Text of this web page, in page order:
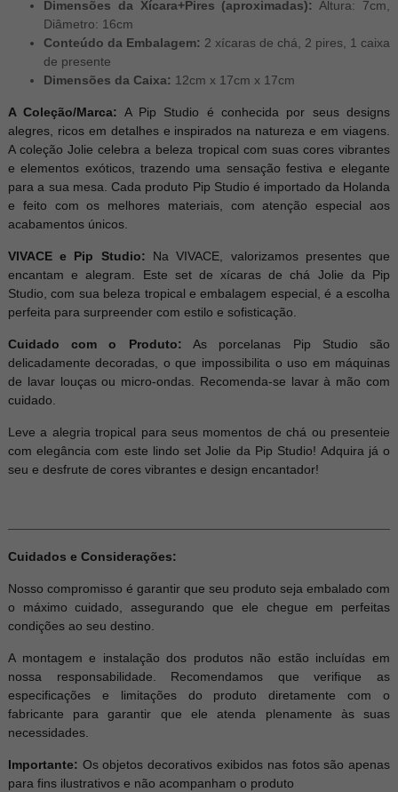
Dimensões da Xícara+Pires (aproximadas): Altura: 7cm,
Diâmetro: 16cm
Conteúdo da Embalagem: 2 xícaras de chá, 2 pires, 1 caixa
de presente
Dimensões da Caixa: 12cm x 17cm x 17cm
A Coleção/Marca: A Pip Studio é conhecida por seus designs
alegres, ricos em detalhes e inspirados na natureza e em viagens.
A coleção Jolie celebra a beleza tropical com suas cores vibrantes
e elementos exóticos, trazendo uma sensação festiva e elegante
para a sua mesa. Cada produto Pip Studio é importado da Holanda
e feito com os melhores materiais, com atenção especial aos
acabamentos únicos.
VIVACE e Pip Studio: Na VIVACE, valorizamos presentes que
encantam e alegram. Este set de xícaras de chá Jolie da Pip
Studio, com sua beleza tropical e embalagem especial, é a escolha
perfeita para surpreender com estilo e sofisticação.
Cuidado com o Produto: As porcelanas Pip Studio são
delicadamente decoradas, o que impossibilita o uso em máquinas
de lavar louças ou micro-ondas. Recomenda-se lavar à mão com
cuidado.
Leve a alegria tropical para seus momentos de chá ou presenteie
com elegância com este lindo set Jolie da Pip Studio! Adquira já o
seu e desfrute de cores vibrantes e design encantador!
Cuidados e Considerações:
Nosso compromisso é garantir que seu produto seja embalado com
o máximo cuidado, assegurando que ele chegue em perfeitas
condições ao seu destino.
A montagem e instalação dos produtos não estão incluídas em
nossa responsabilidade. Recomendamos que verifique as
especificações e limitações do produto diretamente com o
fabricante para garantir que ele atenda plenamente às suas
necessidades.
Importante: Os objetos decorativos exibidos nas fotos são apenas
para fins ilustrativos e não acompanham o produto